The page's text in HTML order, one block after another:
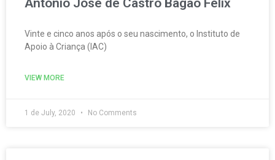
António José de Castro Bagão Félix
Vinte e cinco anos após o seu nascimento, o Instituto de
Apoio à Criança (IAC)
VIEW MORE
1 de July, 2020 No Comments